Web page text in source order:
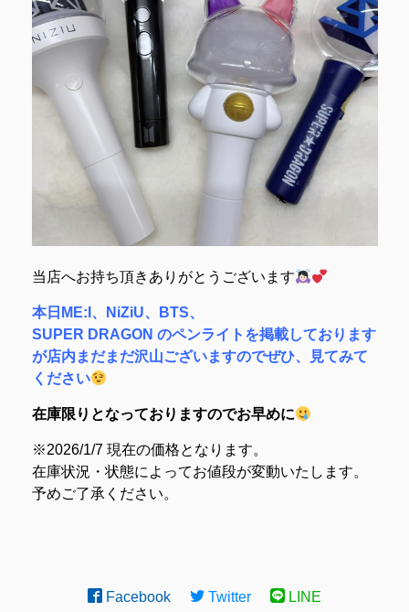
当店へお持ち頂きありがとうございます
本日ME:I、NiZiU、BTS、
SUPER DRAGON のペンライトを掲載しております
が店内まだまだ沢山ございますのでぜひ、見てみて
ください
在庫限りとなっておりますのでお早めに
※2026/1/7 現在の価格となります。
在庫状況・状態によってお値段が変動いたします。
予めご了承ください。
Facebook Twitter LINE